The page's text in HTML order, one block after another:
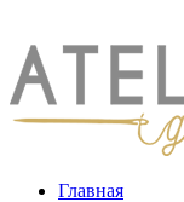
Главная